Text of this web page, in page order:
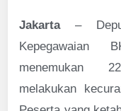
Jakarta–
Kepegawaian
menemukan
melakukan